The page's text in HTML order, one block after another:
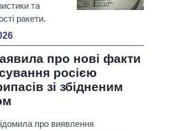
та
ракети.
про нові факти
росією
зі збідненим
про виявлення